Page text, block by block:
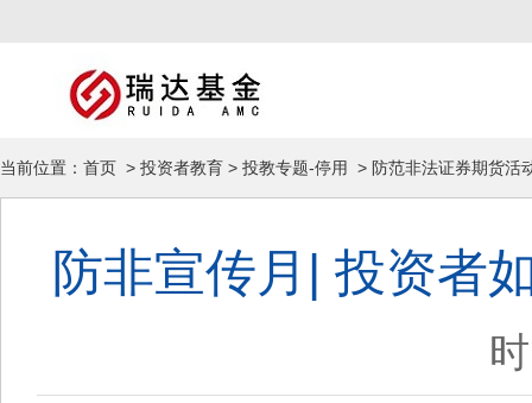
当前位置： 首页 > 投资者教育 > 投教专题-停用 > 防范非法证券期货活
防非宣传月| 投资者